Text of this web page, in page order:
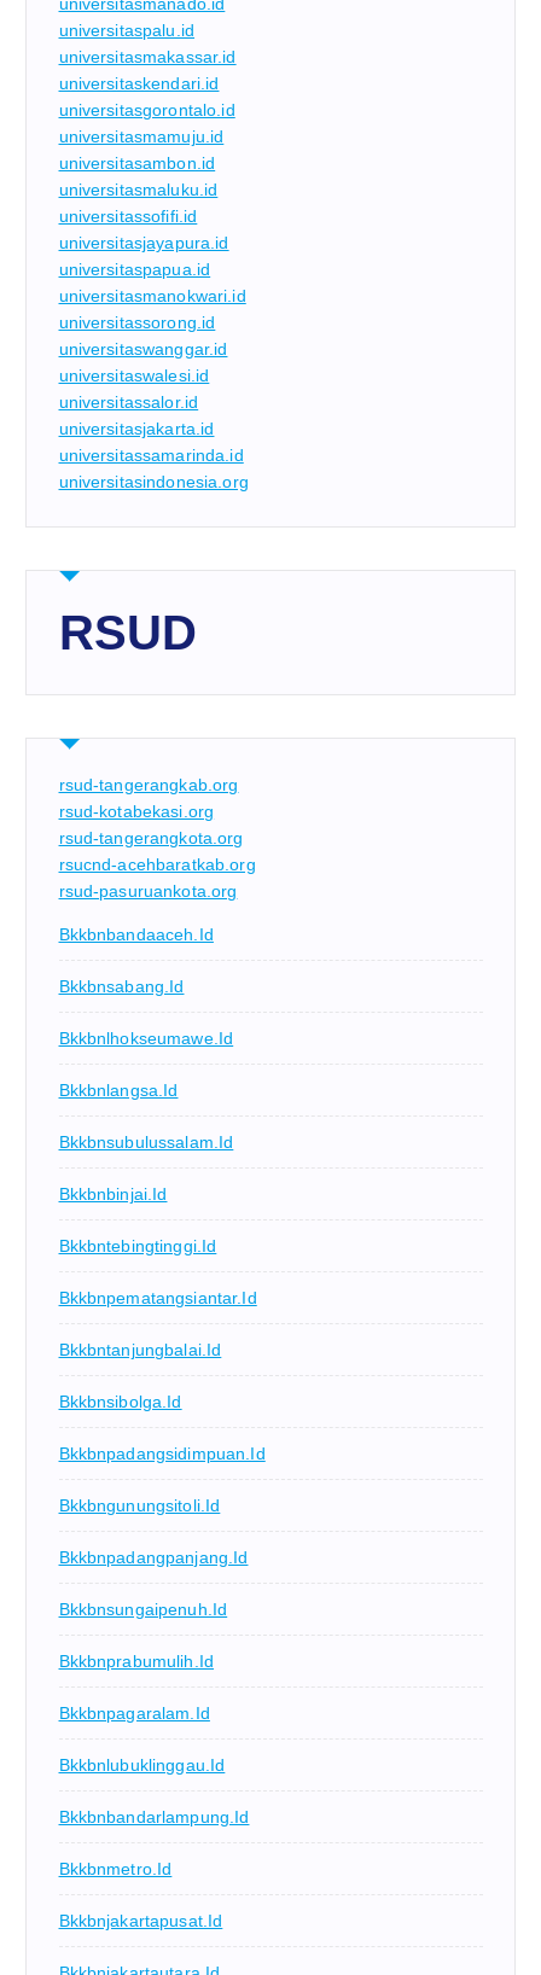
universitaspalu.id
universitasmakassar.id
universitaskendari.id
universitasgorontalo.id
universitasmamuju.id
universitasambon.id
universitasmaluku.id
universitassofifi.id
universitasjayapura.id
universitaspapua.id
universitasmanokwari.id
universitassorong.id
universitaswanggar.id
universitaswalesi.id
universitassalor.id
universitasjakarta.id
universitassamarinda.id
universitasindonesia.org
RSUD
rsud-tangerangkab.org
rsud-kotabekasi.org
rsud-tangerangkota.org
rsucnd-acehbaratkab.org
rsud-pasuruankota.org
Bkkbnbandaaceh.id
Bkkbnsabang.id
Bkkbnlhokseumawe.id
Bkkbnlangsa.id
Bkkbnsubulussalam.id
Bkkbnbinjai.id
Bkkbntebingtinggi.id
Bkkbnpematangsiantar.id
Bkkbntanjungbalai.id
Bkkbnsibolga.id
Bkkbnpadangsidimpuan.id
Bkkbngunungsitoli.id
Bkkbnpadangpanjang.id
Bkkbnsungaipenuh.id
Bkkbnprabumulih.id
Bkkbnpagaralam.id
Bkkbnlubuklinggau.id
Bkkbnbandarlampung.id
Bkkbnmetro.id
Bkkbnjakartapusat.id